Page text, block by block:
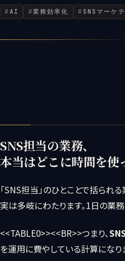
AI 業務効率化 SNSマーケ
SNS担当の業務、
本当はどこに時間を使
「SNS担当」のひとことで括られる
実は多岐にわたります。1日の業務
<<TABLE0>><<BR>>つまり、
を運用に費やしている計算になり